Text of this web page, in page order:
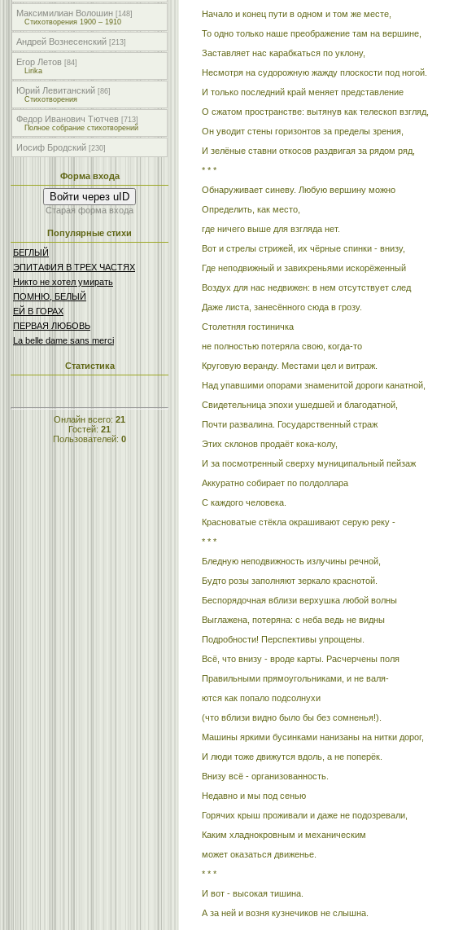
Максимилиан Волошин [148]
Стихотворения 1900 – 1910
Андрей Вознесенский [213]
Егор Летов [84]
Lirika
Юрий Левитанский [86]
Стихотворения
Федор Иванович Тютчев [713]
Полное собрание стихотворений
Иосиф Бродский [230]
Форма входа
Войти через uID
Старая форма входа
Популярные стихи
БЕГЛЫЙ
ЭПИТАФИЯ В ТРЕХ ЧАСТЯХ
Никто не хотел умирать
ПОМНЮ, БЕЛЫЙ
ЕЙ В ГОРАХ
ПЕРBАЯ ЛЮБОBЬ
La belle dame sans merci
Статистика
Онлайн всего: 21
Гостей: 21
Пользователей: 0
Начало и конец пути в одном и том же месте,
То одно только наше преображение там на вершине,
Заставляет нас карабкаться по уклону,
Несмотря на судорожную жажду плоскости под ногой.
И только последний край меняет представление
О сжатом пространстве: вытянув как телескоп взгляд,
Он уводит стены горизонтов за пределы зрения,
И зелёные ставни откосов раздвигая за рядом ряд,
* * *
Обнаруживает синеву. Любую вершину можно
Определить, как место,
где ничего выше для взгляда нет.
Вот и стрелы стрижей, их чёрные спинки - внизу,
Где неподвижный и завихреньями искорёженный
Воздух для нас недвижен: в нем отсутствует след
Даже листа, занесённого сюда в грозу.
Столетняя гостиничка
не полностью потеряла свою, когда-то
Круговую веранду. Местами цел и витраж.
Над упавшими опорами знаменитой дороги канатной,
Свидетельница эпохи ушедшей и благодатной,
Почти развалина. Государственный страж
Этих склонов продаёт кока-колу,
И за посмотренный сверху муниципальный пейзаж
Аккуратно собирает по полдоллара
С каждого человека.
Красноватые стёкла окрашивают серую реку -
* * *
Бледную неподвижность излучины речной,
Будто розы заполняют зеркало краснотой.
Беспорядочная вблизи верхушка любой волны
Выглажена, потеряна: с неба ведь не видны
Подробности! Перспективы упрощены.
Всё, что внизу - вроде карты. Расчерчены поля
Правильными прямоугольниками, и не валя-
ются как попало подсолнухи
(что вблизи видно было бы без сомненья!).
Машины яркими бусинками нанизаны на нитки дорог,
И люди тоже движутся вдоль, а не поперёк.
Внизу всё - организованность.
Недавно и мы под сенью
Горячих крыш проживали и даже не подозревали,
Каким хладнокровным и механическим
может оказаться движенье.
* * *
И вот - высокая тишина.
А за ней и возня кузнечиков не слышна.